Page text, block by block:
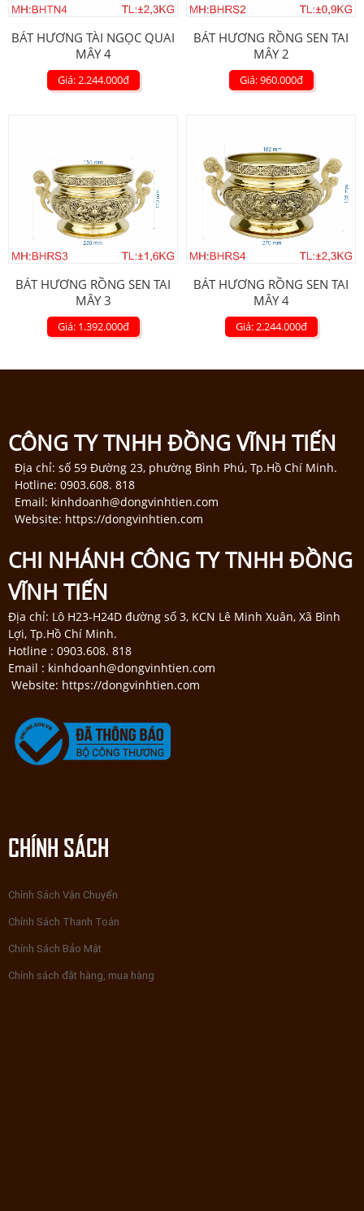
BÁT HƯƠNG TÀI NGỌC QUAI
MÂY 4
Giá: 2.244.000đ
BÁT HƯƠNG RỒNG SEN TAI
MÂY 2
Giá: 960.000đ
BÁT HƯƠNG RỒNG SEN TAI
MÂY 3
Giá: 1.392.000đ
BÁT HƯƠNG RỒNG SEN TAI
MÂY 4
Giá: 2.244.000đ
CÔNG TY TNHH ĐỒNG VĨNH TIẾN
Địa chỉ: số 59 Đường 23, phường Bình Phú, Tp.Hồ Chí Minh.
Hotline: 0903.608. 818
Email: kinhdoanh@dongvinhtien.com
Website: https://dongvinhtien.com
CHI NHÁNH CÔNG TY TNHH ĐỒNG
VĨNH TIẾN
Địa chỉ: Lô H23-H24D đường số 3, KCN Lê Minh Xuân, Xã Bình
Lợi, Tp.Hồ Chí Minh.
Hotline : 0903.608. 818
Email : kinhdoanh@dongvinhtien.com
Website: https://dongvinhtien.com
CHÍNH SÁCH
Chính Sách Vận Chuyển
Chính Sách Thanh Toán
Chính Sách Bảo Mật
Chính sách đặt hàng, mua hàng